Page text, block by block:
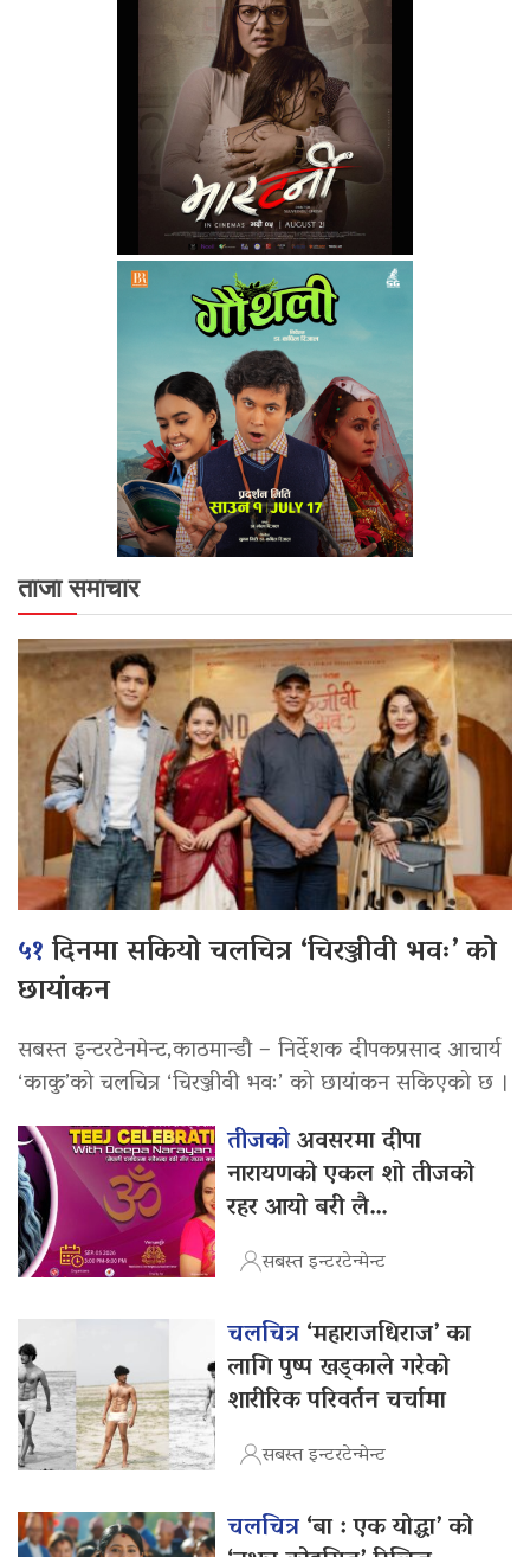
ताजा समाचार
५१दिनमा सकियो चलचित्र ‘चिरञ्जीवी भवः’ को
छायांकन
सबस्त इन्टरटेनमेन्ट,काठमान्डौ – निर्देशक दीपकप्रसाद आचार्य
‘काकु’को चलचित्र ‘चिरञ्जीवी भवः’ को छायांकन सकिएको छ ।
तीजकोअवसरमा दीपा
नारायणको एकल शो तीजको
रहर आयो बरी लै…
सबस्त इन्टरटेन्मेन्ट
चलचित्र‘महाराजधिराज’ का
लागि पुष्प खड्काले गरेको
शारीरिक परिवर्तन चर्चामा
सबस्त इन्टरटेन्मेन्ट
चलचित्र‘बा : एक योद्धा’ को